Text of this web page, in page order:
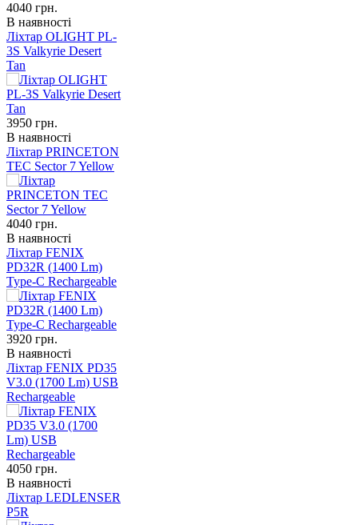
4040 грн.
В наявності
Ліхтар OLIGHT PL-
3S Valkyrie Desert
Tan
3950 грн.
В наявності
Ліхтар PRINCETON
TEC Sector 7 Yellow
4040 грн.
В наявності
Ліхтар FENIX
PD32R (1400 Lm)
Type-C Rechargeable
3920 грн.
В наявності
Ліхтар FENIX PD35
V3.0 (1700 Lm) USB
Rechargeable
4050 грн.
В наявності
Ліхтар LEDLENSER
P5R